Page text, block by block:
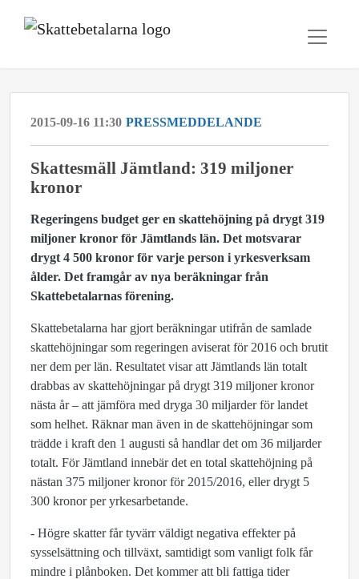
2015-09-16 11:30 PRESSMEDDELANDE
​Skattesmäll Jämtland: 319 miljoner
kronor
Regeringens budget ger en skattehöjning på drygt 319
miljoner kronor för Jämtlands län. Det motsvarar
drygt 4 500 kronor för varje person i yrkesverksam
ålder. Det framgår av nya beräkningar från
Skattebetalarnas förening.
Skattebetalarna har gjort beräkningar utifrån de samlade
skattehöjningar som regeringen aviserat för 2016 och brutit
ner dem per län. Resultatet visar att Jämtlands län totalt
drabbas av skattehöjningar på drygt 319 miljoner kronor
nästa år – att jämföra med dryga 30 miljarder för landet
som helhet. Räknar man även in de skattehöjningar som
trädde i kraft den 1 augusti så handlar det om 36 miljarder
totalt. För Jämtland innebär det en total skattehöjning på
nästan 375 miljoner kronor för 2015/2016, eller drygt 5
300 kronor per yrkesarbetande.
- Högre skatter får tyvärr väldigt negativa effekter på
sysselsättning och tillväxt, samtidigt som vanligt folk får
mindre i plånboken. Det kommer att bli fattiga tider